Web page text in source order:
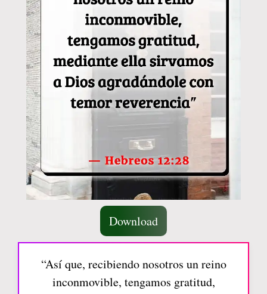
Download
“Así que, recibiendo nosotros un reino
inconmovible, tengamos gratitud,